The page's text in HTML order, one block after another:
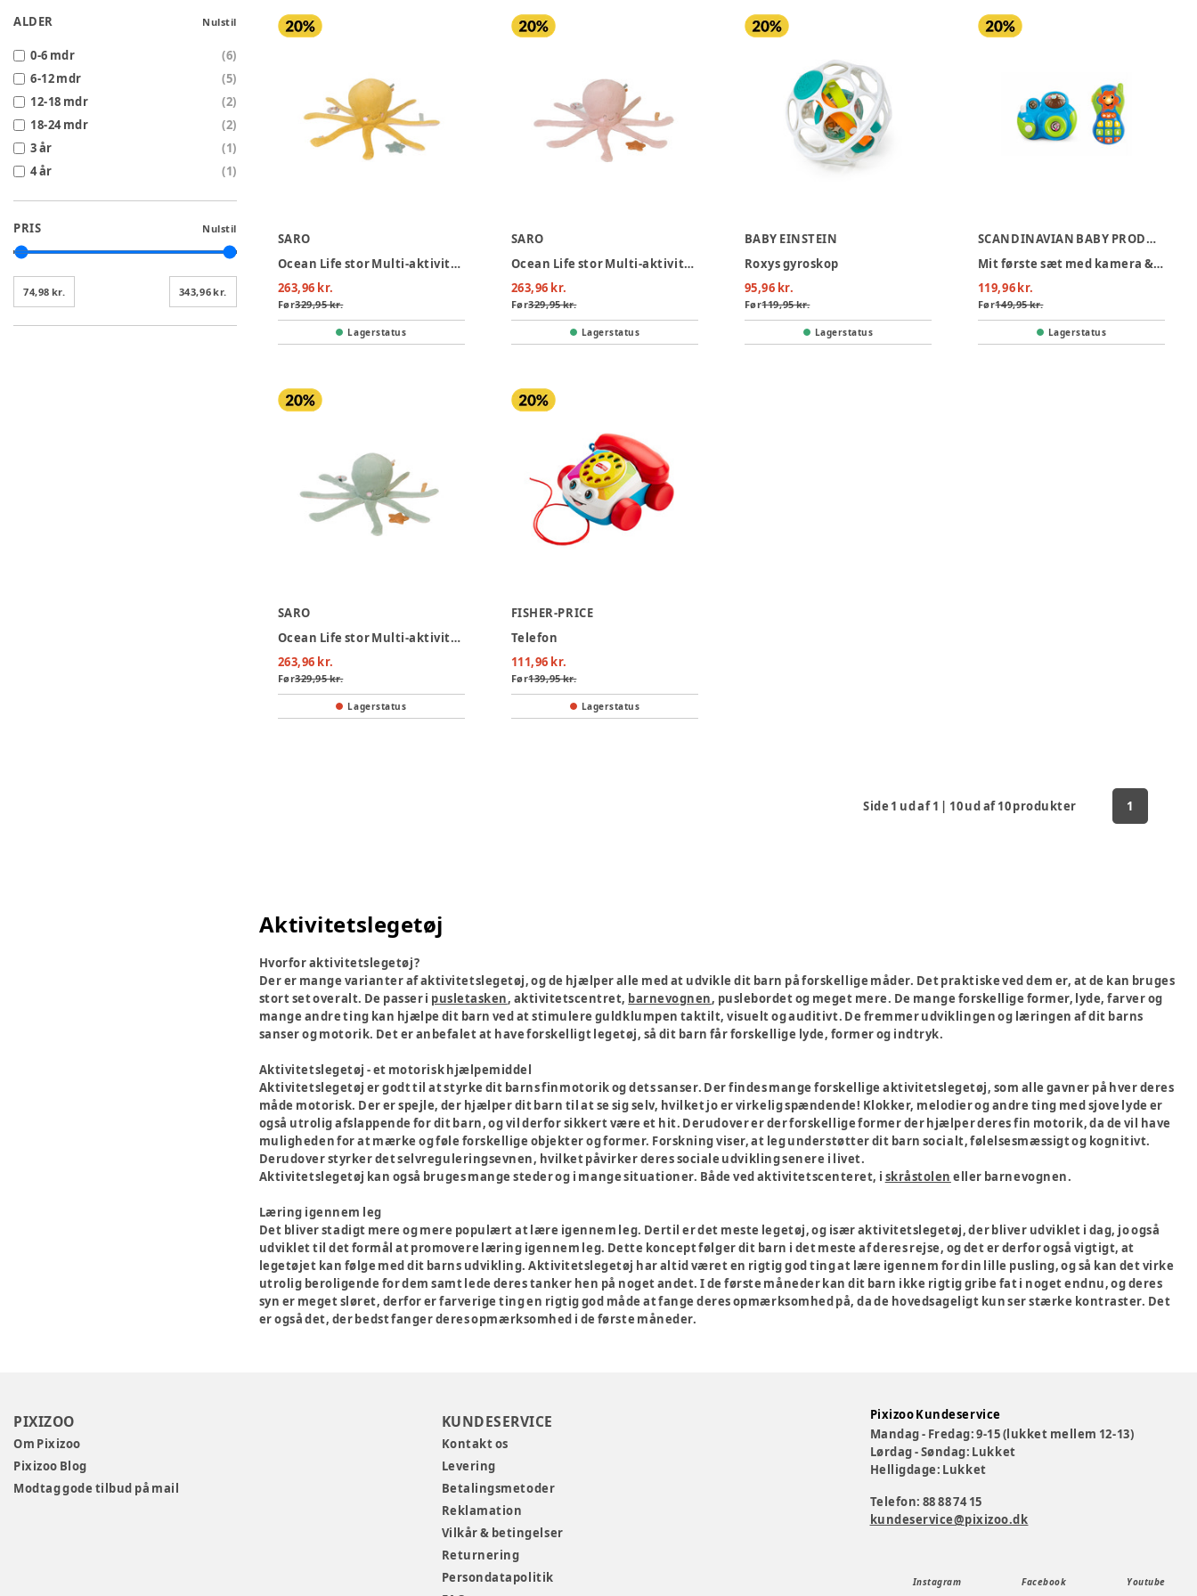
ALDER Nulstil
0-6 mdr (6)
6-12 mdr
(5)
12-18 mdr
(2)
18-24 mdr
(2)
3 år
(1)
4 år
(1)
PRIS Nulstil
74,98 kr. 343,96 kr.
SARO
Ocean Life stor Multi-aktivitets plys - Mustard
263,96 kr.
Før329,95 kr.
Lagerstatus
SARO
Ocean Life stor Multi-aktivitets plys - Pink
263,96 kr.
Før329,95 kr.
Lagerstatus
BABY EINSTEIN
Roxys gyroskop
95,96 kr.
Før119,95 kr.
Lagerstatus
SCANDINAVIAN BABY PRODUCTS
Mit første sæt med kamera & telefon
119,96 kr.
Før149,95 kr.
Lagerstatus
SARO
Ocean Life stor Multi-aktivitets plys - Mint
263,96 kr.
Før329,95 kr.
Lagerstatus
FISHER-PRICE
Telefon
111,96 kr.
Før139,95 kr.
Lagerstatus
Side 1 ud af1 | 10ud af10produkter 1
Aktivitetslegetøj
Hvorfor aktivitetslegetøj?
Der er mange varianter af aktivitetslegetøj, og de hjælper alle med at udvikle dit barn på forskellige måder. Det praktiske ved dem er, at de kan bruges
stort set overalt. De passer i pusletasken, aktivitetscentret, barnevognen, puslebordet og meget mere. De mange forskellige former, lyde, farver og
mange andre ting kan hjælpe dit barn ved at stimulere guldklumpen taktilt, visuelt og auditivt. De fremmer udviklingen og læringen af dit barns
sanser og motorik. Det er anbefalet at have forskelligt legetøj, så dit barn får forskellige lyde, former og indtryk.
Aktivitetslegetøj - et motorisk hjælpemiddel
Aktivitetslegetøj er godt til at styrke dit barns finmotorik og dets sanser. Der findes mange forskellige aktivitetslegetøj, som alle gavner på hver deres
måde motorisk. Der er spejle, der hjælper dit barn til at se sig selv, hvilket jo er virkelig spændende! Klokker, melodier og andre ting med sjove lyde er
også utrolig afslappende for dit barn, og vil derfor sikkert være et hit. Derudover er der forskellige former der hjælper deres fin motorik, da de vil have
muligheden for at mærke og føle forskellige objekter og former. Forskning viser, at leg understøtter dit barn socialt, følelsesmæssigt og kognitivt.
Derudover styrker det selvreguleringsevnen, hvilket påvirker deres sociale udvikling senere i livet.
Aktivitetslegetøj kan også bruges mange steder og i mange situationer. Både ved aktivitetscenteret, i skråstolen eller barnevognen.
Læring igennem leg
Det bliver stadigt mere og mere populært at lære igennem leg. Dertil er det meste legetøj, og især aktivitetslegetøj, der bliver udviklet i dag, jo også
udviklet til det formål at promovere læring igennem leg. Dette koncept følger dit barn i det meste af deres rejse, og det er derfor også vigtigt, at
legetøjet kan følge med dit barns udvikling. Aktivitetslegetøj har altid været en rigtig god ting at lære igennem for din lille pusling, og så kan det virke
utrolig beroligende for dem samt lede deres tanker hen på noget andet. I de første måneder kan dit barn ikke rigtig gribe fat i noget endnu, og deres
syn er meget sløret, derfor er farverige ting en rigtig god måde at fange deres opmærksomhed på, da de hovedsageligt kun ser stærke kontraster. Det
er også det, der bedst fanger deres opmærksomhed i de første måneder.
PIXIZOO
Om Pixizoo
Pixizoo Blog
Modtag gode tilbud på mail
KUNDESERVICE
Kontakt os
Levering
Betalingsmetoder
Reklamation
Vilkår & betingelser
Returnering
Persondatapolitik
Pixizoo Kundeservice
Mandag - Fredag: 9-15 (lukket mellem 12-13)
Lørdag - Søndag: Lukket
Helligdage: Lukket
Telefon: 88 88 74 15
kundeservice@pixizoo.dk
Instagram Facebook Youtube